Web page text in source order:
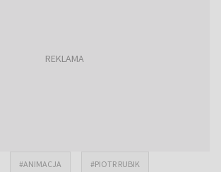
#ANIMACJA #PIOTR RUBIK